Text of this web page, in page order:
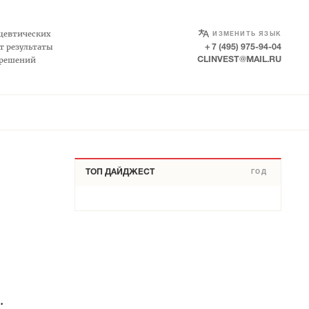
результаты
ИЗМЕНИТЬ ЯЗЫК
SELECT LANGUAGE
+ 7 (495) 975-94-04
CLINVEST@MAIL.RU
ТОП ДАЙДЖЕСТ ГОД